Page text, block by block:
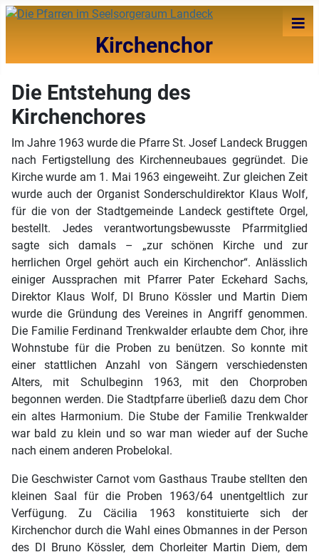
Kirchenchor
≡
Die Entstehung des
Kirchenchores
Im Jahre 1963 wurde die Pfarre St. Josef Landeck Bruggen
nach Fertigstellung des Kirchenneubaues gegründet. Die
Kirche wurde am 1. Mai 1963 eingeweiht. Zur gleichen Zeit
wurde auch der Organist Sonderschuldirektor Klaus Wolf,
für die von der Stadtgemeinde Landeck gestiftete Orgel,
bestellt. Jedes verantwortungsbewusste Pfarrmitglied
sagte sich damals – „zur schönen Kirche und zur
herrlichen Orgel gehört auch ein Kirchenchor“. Anlässlich
einiger Aussprachen mit Pfarrer Pater Eckehard Sachs,
Direktor Klaus Wolf, DI Bruno Kössler und Martin Diem
wurde die Gründung des Vereines in Angriff genommen.
Die Familie Ferdinand Trenkwalder erlaubte dem Chor, ihre
Wohnstube für die Proben zu benützen. So konnte mit
einer stattlichen Anzahl von Sängern verschiedensten
Alters, mit Schulbeginn 1963, mit den Chorproben
begonnen werden. Die Stadtpfarre überließ dazu dem Chor
ein altes Harmonium. Die Stube der Familie Trenkwalder
war bald zu klein und so war man wieder auf der Suche
nach einem anderen Probelokal.
Die Geschwister Carnot vom Gasthaus Traube stellten den
kleinen Saal für die Proben 1963/64 unentgeltlich zur
Verfügung. Zu Cäcilia 1963 konstituierte sich der
Kirchenchor durch die Wahl eines Obmannes in der Person
des DI Bruno Kössler, dem Chorleiter Martin Diem, dem